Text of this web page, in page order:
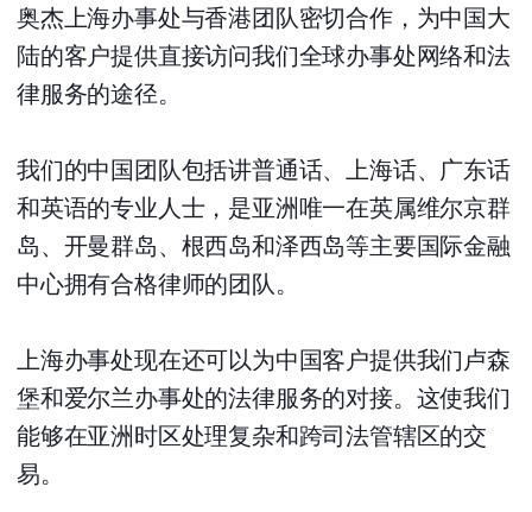
奥杰上海办事处与香港团队密切合作，为中国大
陆的客户提供直接访问我们全球办事处网络和法
律服务的途径。
我们的中国团队包括讲普通话、上海话、广东话
和英语的专业人士，是亚洲唯一在英属维尔京群
岛、开曼群岛、根西岛和泽西岛等主要国际金融
中心拥有合格律师的团队。
上海办事处现在还可以为中国客户提供我们卢森
堡和爱尔兰办事处的法律服务的对接。这使我们
能够在亚洲时区处理复杂和跨司法管辖区的交
易。